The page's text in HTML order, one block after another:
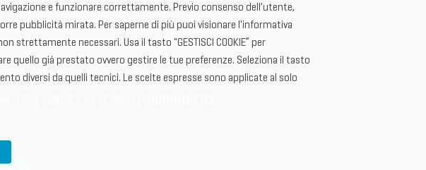
051 6317111, C.F. 91398840370
e funzionare correttamente. Previo consenso dell'utente,
pubblicità mirata. Per saperne di più puoi visionare l'informativa
strettamente necessari. Usa il tasto "GESTISCI COOKIE” per
quello già prestato ovvero gestire le tue preferenze. Seleziona il tasto
diversi da quelli tecnici. Le scelte espresse sono applicate al solo